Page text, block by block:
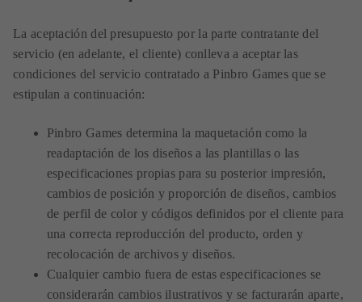
La aceptación del presupuesto por la parte contratante del
servicio (en adelante, el cliente) conlleva a aceptar las
condiciones del servicio contratado a Pinbro Games que se
estipulan a continuación:
Pinbro Games determina la maquetación como la
readaptación de los diseños a las plantillas o las
especificaciones propias para su posterior impresión,
cambios de posición y proporción de diseños, cambios
de perfil de color y códigos definidos por el cliente para
una correcta reproducción del producto, orden y
recolocación de archivos y diseños.
Cualquier cambio fuera de estas especificaciones se
considerarán cambios ilustrativos y se facturarán aparte,